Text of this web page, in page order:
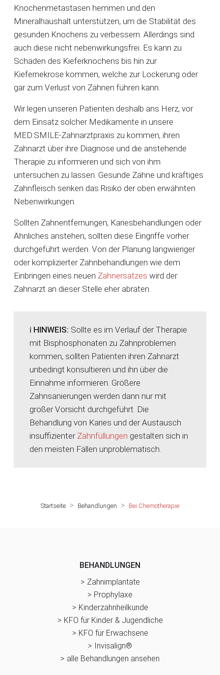
Knochenmetastasen hemmen und den
Mineralhaushalt unterstützen, um die Stabilität des
gesunden Knochens zu verbessern. Allerdings sind
auch diese nicht nebenwirkungsfrei. Es kann zu
Schäden des Kieferknochens bis hin zur
Kiefernekrose kommen, welche zur Lockerung oder
gar zum Verlust von Zähnen führen kann.
Wir legen unseren Patienten deshalb ans Herz, vor
dem Einsatz solcher Medikamente in unsere
MED:SMILE-Zahnarztpraxis zu kommen, ihren
Zahnarzt über ihre Diagnose und die anstehende
Therapie zu informieren und sich von ihm
untersuchen zu lassen. Gesunde Zähne und kräftiges
Zahnfleisch senken das Risiko der oben erwähnten
Nebenwirkungen.
Sollten Zahnentfernungen, Kariesbehandlungen oder
Ähnliches anstehen, sollten diese Eingriffe vorher
durchgeführt werden. Von der Planung langwieriger
oder komplizierter Zahnbehandlungen wie dem
Einbringen eines neuen Zahnersatzes wird der
Zahnarzt an dieser Stelle eher abraten.
ℹ️ HINWEIS: Sollte es im Verlauf der Therapie
mit Bisphosphonaten zu Zahnproblemen
kommen, sollten Patienten ihren Zahnarzt
unbedingt konsultieren und ihn über die
Einnahme informieren. Größere
Zahnsanierungen werden dann nur mit
großer Vorsicht durchgeführt. Die
Behandlung von Karies und der Austausch
insuffizienter Zahnfüllungen gestalten sich in
den meisten Fällen unproblematisch.
Startseite Behandlungen Bei Chemotherapie
BEHANDLUNGEN
Zahnimplantate
Prophylaxe
Kinderzahnheilkunde
KFO für Kinder & Jugendliche
KFO für Erwachsene
Invisalign®
alle Behandlungen ansehen